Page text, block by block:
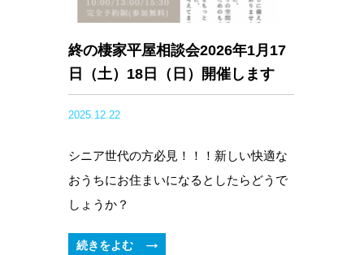
終の棲家平屋相談会2026年1月17
日（土）18日（日）開催します
2025.12.22
シニア世代の方必見！！！新しい快適な
おうちにお住まいになるとしたらどうで
しょうか？
続きをよむ